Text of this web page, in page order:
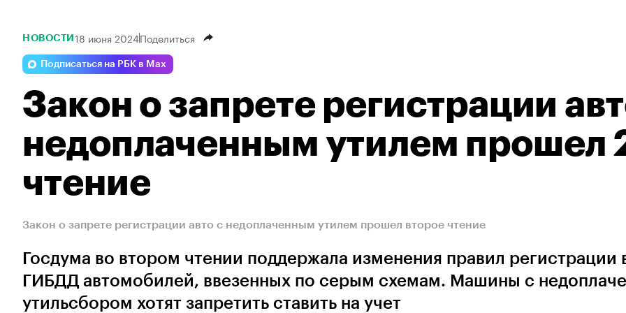
НОВОСТИ 18 июня 2024Поделиться
Подписаться на РБК в Max
Закон о запрете регистрации
недоплаченным утилем прошел
чтение
Закон о запрете регистрации авто с недоплаченным утилем прошел второе чтение
Госдума во втором чтении поддержала изменения правил регистрации
ГИБДД автомобилей, ввезенных по серым схемам. Машины с
утильсбором хотят запретить ставить на учет